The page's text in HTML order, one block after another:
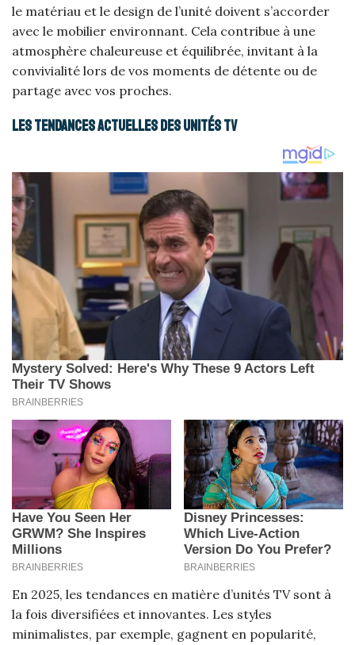
le matériau et le design de l’unité doivent s’accorder
avec le mobilier environnant. Cela contribue à une
atmosphère chaleureuse et équilibrée, invitant à la
convivialité lors de vos moments de détente ou de
partage avec vos proches.
Les tendances actuelles des unités TV
En 2025, les tendances en matière d’unités TV sont à
la fois diversifiées et innovantes. Les styles
minimalistes, par exemple, gagnent en popularité,